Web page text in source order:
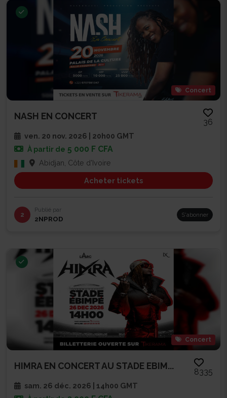
Concert
NASH EN CONCERT
36
ven. 20 nov. 2026 | 20h00 GMT
À partir de 5 000 F CFA
Abidjan, Côte d'Ivoire
Acheter tickets
2
Publié par
2NPROD S'abonner
Concert
HIMRA EN CONCERT AU STADE EBIM...
8335
sam. 26 déc. 2026 | 14h00 GMT